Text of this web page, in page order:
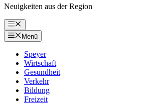
Neuigkeiten aus der Region
Menü
Menü
Speyer
Wirtschaft
Gesundheit
Verkehr
Bildung
Freizeit